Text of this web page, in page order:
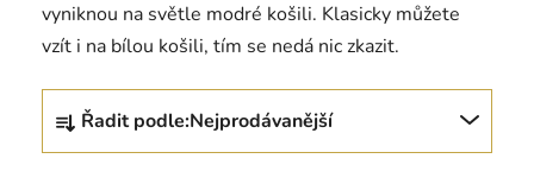
vyniknou na světle modré košili. Klasicky můžete
vzít i na bílou košili, tím se nedá nic zkazit.
Ř
z
Řadit podle:Nejprodávanější